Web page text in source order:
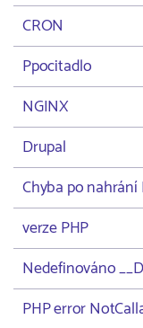
CRON
Ppocitadlo
NGINX
Drupal
Chyba po nahrání
verze PHP
Nedefinováno
PHP error